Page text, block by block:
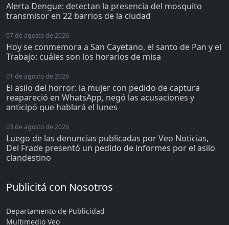
Alerta Dengue: detectan la presencia del mosquito
transmisor en 22 barrios de la ciudad
07 de agosto de 2026
Hoy se conmemora a San Cayetano, el santo de Pan y el
Trabajo: cuáles son los horarios de misa
01 de agosto de 2026
El asilo del horror: la mujer con pedido de captura
reapareció en WhatsApp, negó las acusaciones y
anticipó que hablará el lunes
03 de agosto de 2026
Luego de las denuncias publicadas por Veo Noticias,
Del Frade presentó un pedido de informes por el asilo
clandestino
Publicitá con Nosotros
Departamento de Publicidad
Multimedio Veo